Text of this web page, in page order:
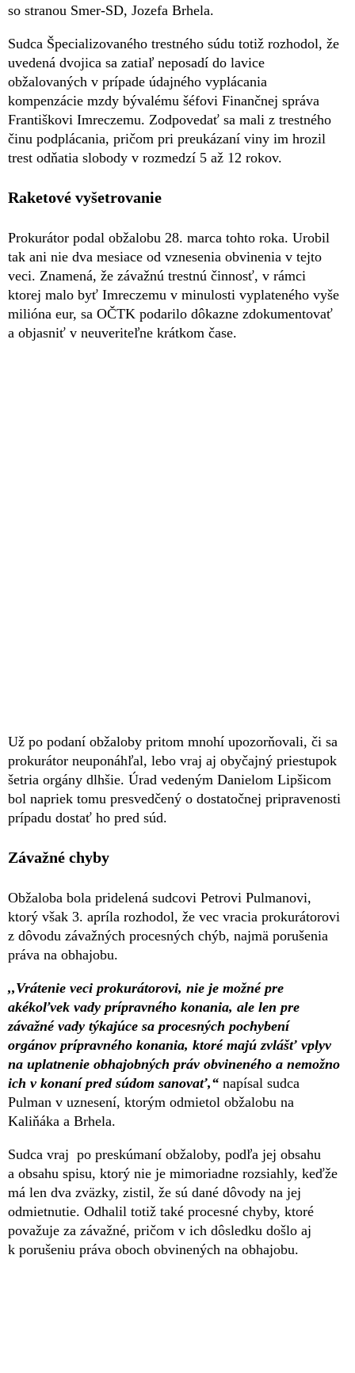
so stranou Smer-SD, Jozefa Brhela.
Sudca Špecializovaného trestného súdu totiž rozhodol, že
uvedená dvojica sa zatiaľ neposadí do lavice
obžalovaných v prípade údajného vyplácania
kompenzácie mzdy bývalému šéfovi Finančnej správa
Františkovi Imreczemu. Zodpovedať sa mali z trestného
činu podplácania, pričom pri preukázaní viny im hrozil
trest odňatia slobody v rozmedzí 5 až 12 rokov.
Raketové vyšetrovanie
Prokurátor podal obžalobu 28. marca tohto roka. Urobil
tak ani nie dva mesiace od vznesenia obvinenia v tejto
veci. Znamená, že závažnú trestnú činnosť, v rámci
ktorej malo byť Imreczemu v minulosti vyplateného vyše
milióna eur, sa OČTK podarilo dôkazne zdokumentovať
a objasniť v neuveriteľne krátkom čase.
Už po podaní obžaloby pritom mnohí upozorňovali, či sa
prokurátor neuponáhľal, lebo vraj aj obyčajný priestupok
šetria orgány dlhšie. Úrad vedeným Danielom Lipšicom
bol napriek tomu presvedčený o dostatočnej pripravenosti
prípadu dostať ho pred súd.
Závažné chyby
Obžaloba bola pridelená sudcovi Petrovi Pulmanovi,
ktorý však 3. apríla rozhodol, že vec vracia prokurátorovi
z dôvodu závažných procesných chýb, najmä porušenia
práva na obhajobu.
,,Vrátenie veci prokurátorovi, nie je možné pre
akékoľvek vady prípravného konania, ale len pre
závažné vady týkajúce sa procesných pochybení
orgánov prípravného konania, ktoré majú zvlášť vplyv
na uplatnenie obhajobných práv obvineného a nemožno
ich v konaní pred súdom sanovať,“ napísal sudca
Pulman v uznesení, ktorým odmietol obžalobu na
Kaliňáka a Brhela.
Sudca vraj po preskúmaní obžaloby, podľa jej obsahu
a obsahu spisu, ktorý nie je mimoriadne rozsiahly, keďže
má len dva zväzky, zistil, že sú dané dôvody na jej
odmietnutie. Odhalil totiž také procesné chyby, ktoré
považuje za závažné, pričom v ich dôsledku došlo aj
k porušeniu práva oboch obvinených na obhajobu.